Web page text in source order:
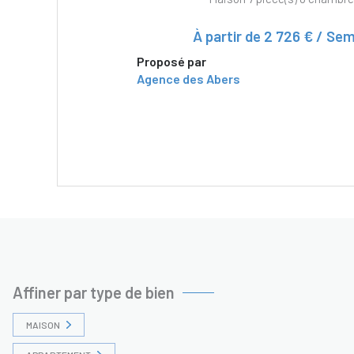
À partir de 2 726 € /
Proposé par
Agence des Abers
Affiner par type de bien
MAISON